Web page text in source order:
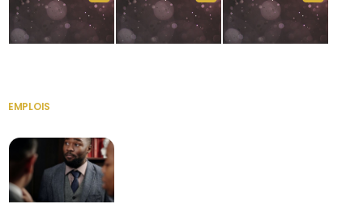
EMPLOIS